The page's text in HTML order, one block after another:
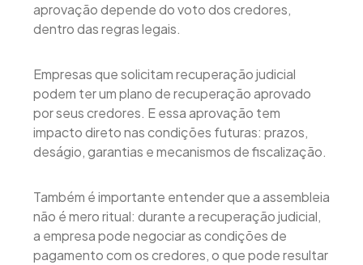
aprovação depende do voto dos credores,
dentro das regras legais.
Empresas que solicitam recuperação judicial
podem ter um plano de recuperação aprovado
por seus credores. E essa aprovação tem
impacto direto nas condições futuras: prazos,
deságio, garantias e mecanismos de fiscalização.
Também é importante entender que a assembleia
não é mero ritual: durante a recuperação judicial,
a empresa pode negociar as condições de
pagamento com os credores, o que pode resultar